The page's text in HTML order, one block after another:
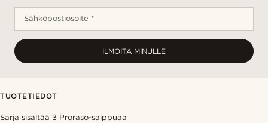
Sähköpostiosoite *
ILMOITA MINULLE
TUOTETIEDOT
Sarja sisältää 3 Proraso-saippuaa